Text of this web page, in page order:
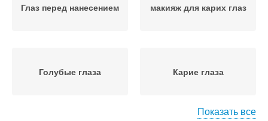
Глаз перед нанесением макияж для карих глаз
Голубые глаза Карие глаза
Показать все